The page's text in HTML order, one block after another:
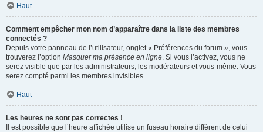
Haut
Comment empêcher mon nom d’apparaître dans la liste des membres
connectés ?
Depuis votre panneau de l’utilisateur, onglet « Préférences du forum », vous
trouverez l’option Masquer ma présence en ligne. Si vous l’activez, vous ne
serez visible que par les administrateurs, les modérateurs et vous-même. Vous
serez compté parmi les membres invisibles.
Haut
Les heures ne sont pas correctes !
Il est possible que l’heure affichée utilise un fuseau horaire différent de celui